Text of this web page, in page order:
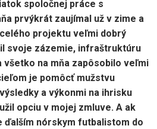
spoločnej práce s
prvýkrát zaujímal už v zime a
projektu veľmi dobrý
svoje zázemie, infraštruktúru
všetko na mňa zapôsobilo veľmi
je pomôcť mužstvu
a výkonmi na ihrisku
opciu v mojej zmluve. A ak
nórskym futbalistom do